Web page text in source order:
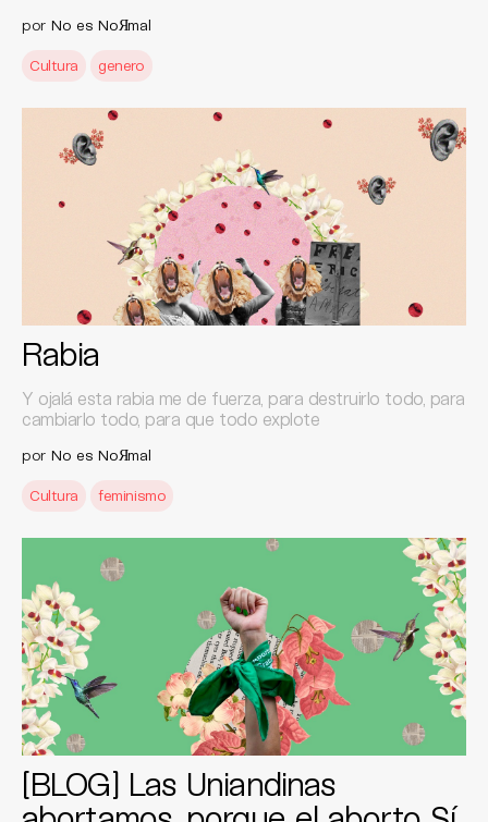
por No es NoЯmal
Cultura genero
Rabia
Y ojalá esta rabia me de fuerza, para destruirlo todo, para
cambiarlo todo, para que todo explote
por No es NoЯmal
Cultura feminismo
[BLOG] Las Uniandinas